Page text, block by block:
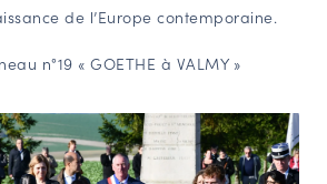
de l’Europe contemporaine.
n°19 « GOETHE à VALMY »